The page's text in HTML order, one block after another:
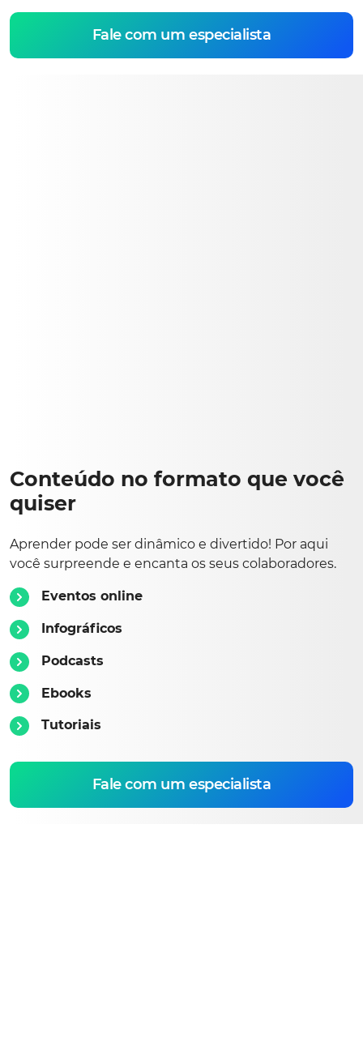
Fale com um especialista
Conteúdo no formato que você
quiser
Aprender pode ser dinâmico e divertido! Por aqui
você surpreende e encanta os seus colaboradores.
Eventos online
Infográficos
Podcasts
Ebooks
Tutoriais
Fale com um especialista